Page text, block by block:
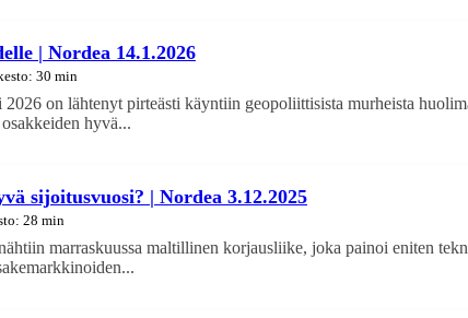
| Nordea 14.1.2026
30 min
on lähtenyt pirteästi käyntiin geopoliittisista murheista
hyvä...
sijoitusvuosi? | Nordea 3.12.2025
28 min
marraskuussa maltillinen korjausliike, joka painoi eniten